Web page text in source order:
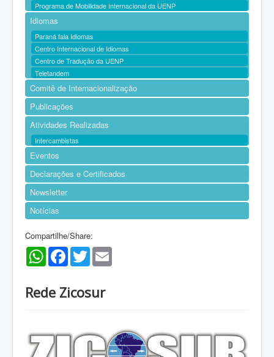
Programa de Mobilidade Internacional da UENP
Idiomas
Paraná fala Idiomas
Centro Internacional de Idiomas
Centro de Tradução da UENP
Teletandem
Comitê de Internacionalização
Publicações
Atividades Realizadas
Intercambistas
Eventos
Declarações e Certificados
Newsletter
Notícias
Compartilhe/Share:
WhatsAppFacebookTwitter
Rede Zicosur